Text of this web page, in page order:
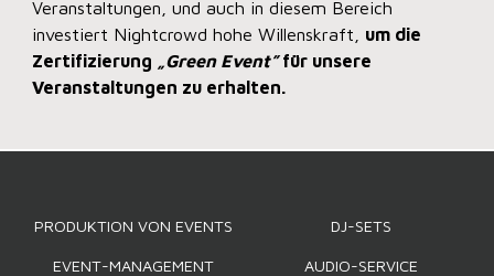
Veranstaltungen, und auch in diesem Bereich
investiert Nightcrowd hohe Willenskraft, um die
Zertifizierung „Green Event”für unsere
Veranstaltungen zu erhalten.
PRODUKTION VON EVENTS
EVENT-MANAGEMENT
DJ-SETS
AUDIO-SERVICE